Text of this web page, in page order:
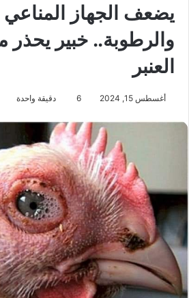
يضعف الجهاز المناعي
والرطوبة.. خبير يحذر
العنبر
أغسطس 15, 2024 6 دقيقة واحدة